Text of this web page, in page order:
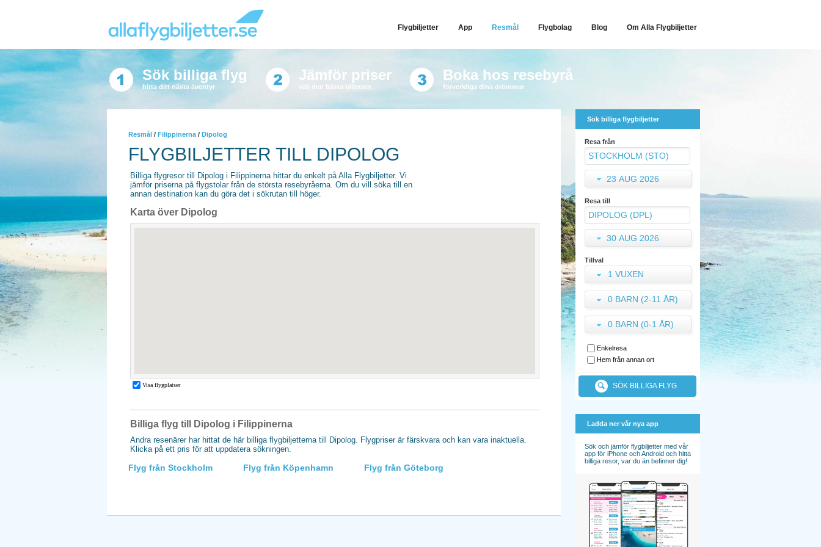
Flygbiljetter App Resmål Flygbolag Blog Om Alla Flygbiljetter
Sök billiga flyg
hitta ditt nästa äventyr
Jämför priser
välj den bästa biljetten
Boka hos resebyrå
förverkliga dina drömmar
Resmål / Filippinerna / Dipolog
FLYGBILJETTER TILL DIPOLOG
Billiga flygresor till Dipolog i Filippinerna hittar du enkelt på Alla Flygbiljetter. Vi
jämför priserna på flygstolar från de största resebyråerna. Om du vill söka till en
annan destination kan du göra det i sökrutan till höger.
Karta över Dipolog
Billiga flyg till Dipolog i Filippinerna
Andra resenärer har hittat de här billiga flygbiljetterna till Dipolog. Flygpriser är färskvara och kan vara inaktuella.
Klicka på ett pris för att uppdatera sökningen.
Flyg från Stockholm Flyg från Köpenhamn Flyg från Göteborg
Sök billiga flygbiljetter
Resa från
23 AUG 2026
Resa till
30 AUG 2026
Tillval
1 VUXEN
0 BARN (2-11 ÅR)
0 BARN (0-1 ÅR)
Enkelresa
Hem från annan ort
SÖK BILLIGA FLYG
Ladda ner vår nya app
Sök och jämför flygbiljetter med vår
app för iPhone och Android och hitta
billiga resor, var du än befinner dig!